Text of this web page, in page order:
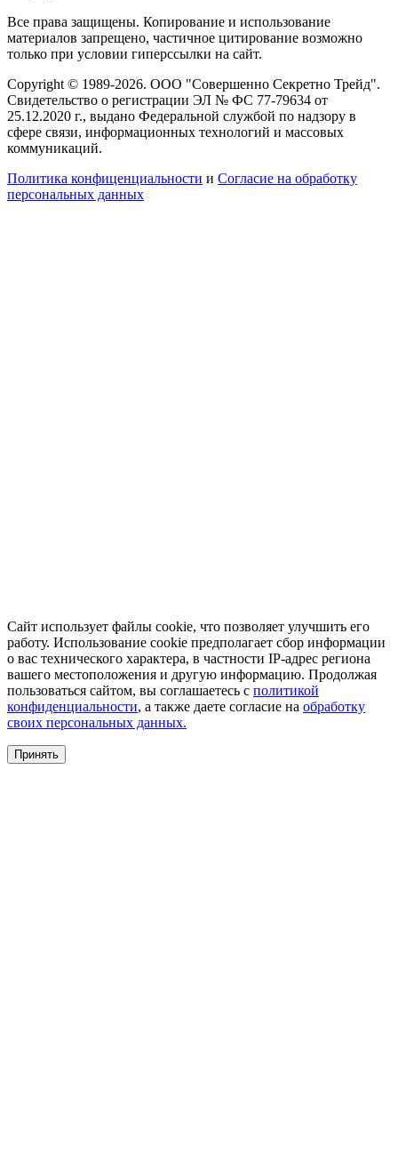
Все права защищены. Копирование и использование
материалов запрещено, частичное цитирование возможно
только при условии гиперссылки на сайт.
Copyright © 1989-2026. ООО "Совершенно Секретно Трейд".
Свидетельство о регистрации ЭЛ № ФС 77-79634 от
25.12.2020 г., выдано Федеральной службой по надзору в
сфере связи, информационных технологий и массовых
коммуникаций.
Политика конфиценциальности и Согласие на обработку
персональных данных
Сайт использует файлы cookie, что позволяет улучшить его
работу. Использование cookie предполагает сбор информации
о вас технического характера, в частности IP-адрес региона
вашего местоположения и другую информацию. Продолжая
пользоваться сайтом, вы соглашаетесь с политикой
конфиденциальности, а также даете согласие на обработку
своих персональных данных.
Принять